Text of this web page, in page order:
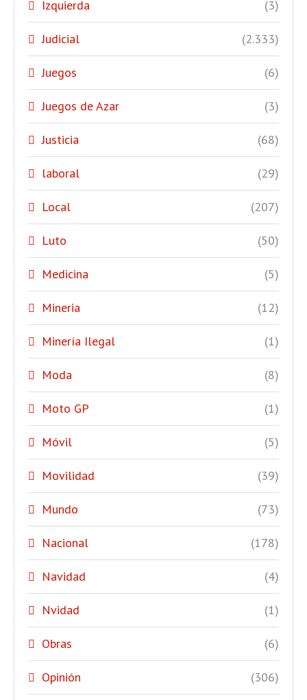
Izquierda (3)
Judicial (2.333)
Juegos (6)
Juegos de Azar (3)
Justicia (68)
laboral (29)
Local (207)
Luto (50)
Medicina (5)
Mineria (12)
Minería Ilegal (1)
Moda (8)
Moto GP (1)
Móvil (5)
Movilidad (39)
Mundo (73)
Nacional (178)
Navidad (4)
Nvidad (1)
Obras (6)
Opinión (306)